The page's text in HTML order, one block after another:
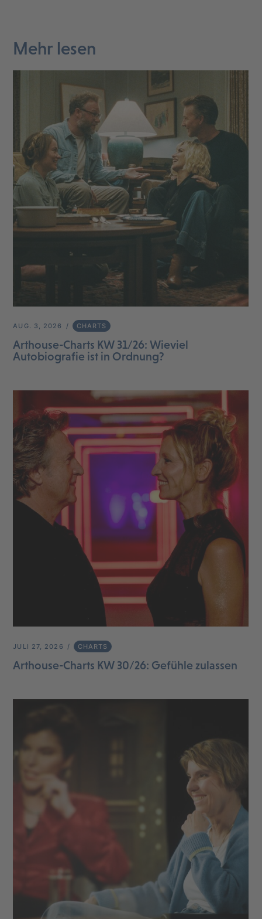
Mehr lesen
AUG. 3, 2026 CHARTS
Arthouse-Charts KW 31/26: Wieviel
Autobiografie ist in Ordnung?
JULI 27, 2026 CHARTS
Arthouse-Charts KW 30/26: Gefühle zulassen